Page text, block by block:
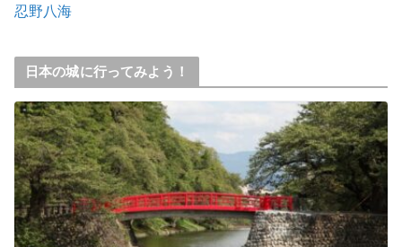
忍野八海
日本の城に行ってみよう！